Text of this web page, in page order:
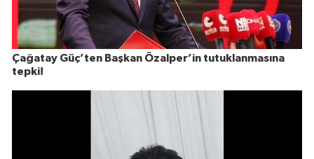
Çağatay Güç’ten Başkan Özalper’in tutuklanmasına
tepki!